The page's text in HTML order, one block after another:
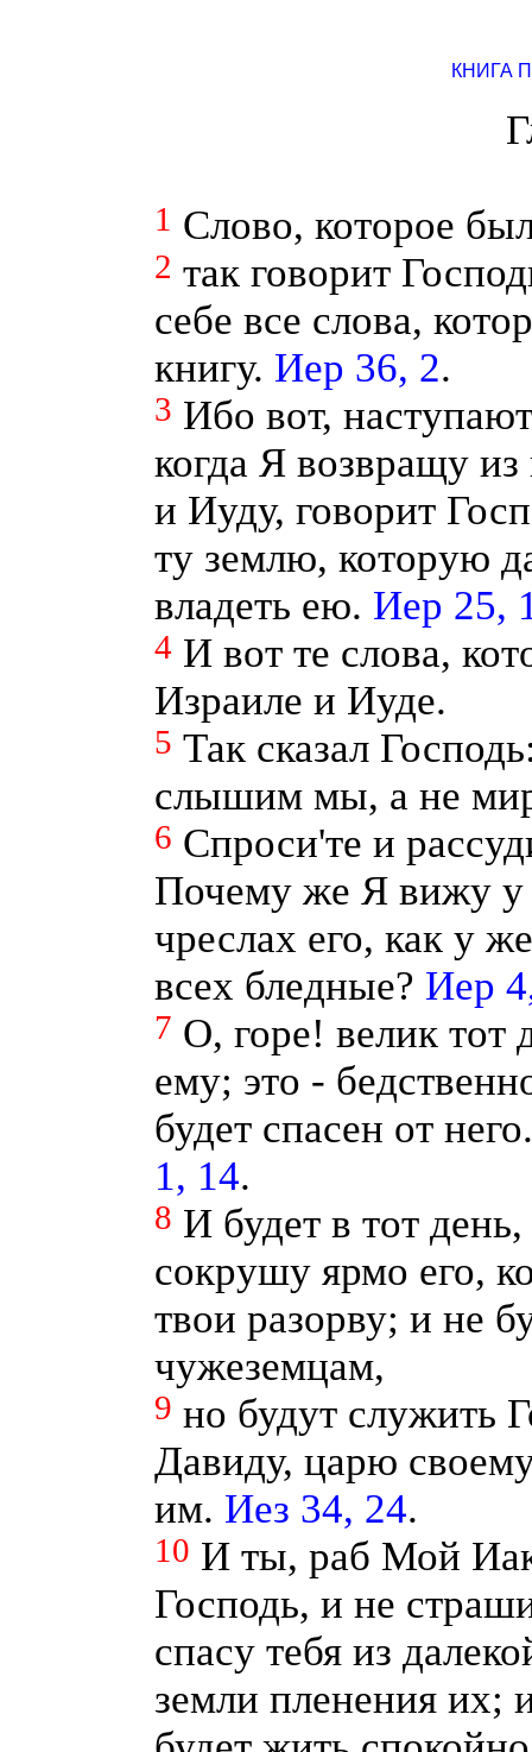
КНИГА
1 Слово, которое
2 так говорит
себе все слова,
книгу. Иер 36, 2.
3 Ибо вот,
когда Я возвращу
и Иуду, говорит
ту землю, которую
владеть ею. Иер 25,
4 И вот те слова,
Израиле и Иуде.
5 Так сказал
слышим мы, а не
6 Спроси'те и
Почему же Я вижу у
чреслах его, как у
всех бледные? Иер
7 О, горе! велик тот
ему; это -
будет спасен от
1, 14.
8 И будет в тот
сокрушу ярмо его,
твои разорву; и не
чужеземцам,
9 но будут служить
Давиду, царю
им. Иез 34, 24.
10 И ты, раб Мой
Господь, и не
спасу тебя из
земли пленения их;